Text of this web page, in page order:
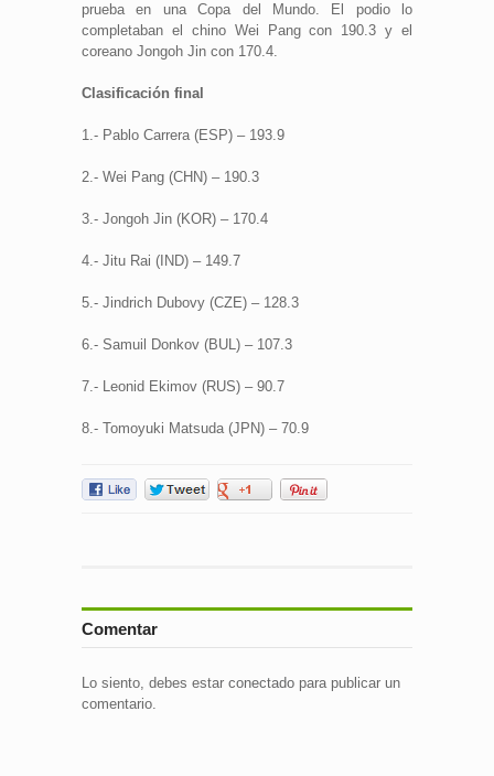
prueba en una Copa del Mundo. El podio lo
completaban el chino Wei Pang con 190.3 y el
coreano Jongoh Jin con 170.4.
Clasificación final
1.- Pablo Carrera (ESP) – 193.9
2.- Wei Pang (CHN) – 190.3
3.- Jongoh Jin (KOR) – 170.4
4.- Jitu Rai (IND) – 149.7
5.- Jindrich Dubovy (CZE) – 128.3
6.- Samuil Donkov (BUL) – 107.3
7.- Leonid Ekimov (RUS) – 90.7
8.- Tomoyuki Matsuda (JPN) – 70.9
Comentar
Lo siento, debes estar conectado para publicar un
comentario.